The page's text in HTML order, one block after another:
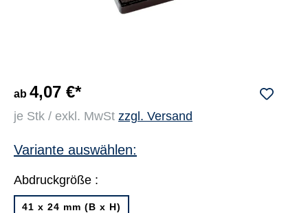
ab 4,07 €*
je Stk / exkl. MwSt zzgl. Versand
Variante auswählen:
Abdruckgröße :
41 x 24 mm (B x H)